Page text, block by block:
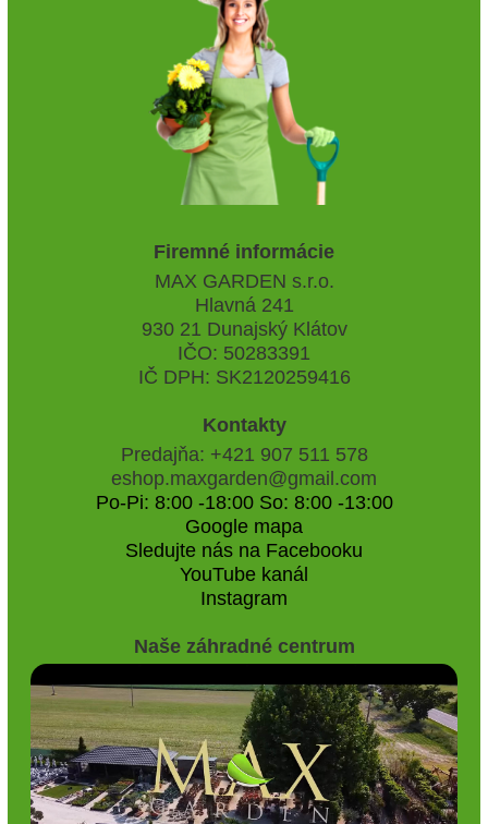
Firemné informácie
MAX GARDEN s.r.o.
Hlavná 241
930 21 Dunajský Klátov
IČO: 50283391
IČ DPH: SK2120259416
Kontakty
Predajňa: +421 907 511 578
eshop.maxgarden@gmail.com
Po-Pi: 8:00 -18:00 So: 8:00 -13:00
Google mapa
Sledujte nás na Facebooku
YouTube kanál
Instagram
Naše záhradné centrum